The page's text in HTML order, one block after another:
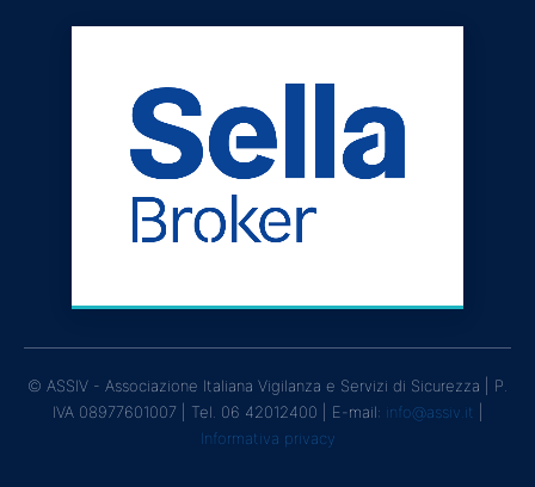
© ASSIV - Associazione Italiana Vigilanza e Servizi di Sicurezza | P.
IVA 08977601007 | Tel. 06 42012400 | E-mail: info@assiv.it
Informativa privacy